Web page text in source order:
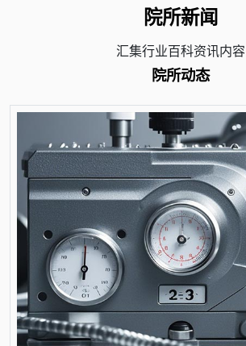
院所新闻
汇集行业百科资讯内容
院所动态